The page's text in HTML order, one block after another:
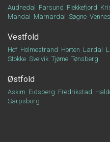
Audnedal Farsund Flekkefjord
Mandal
Marnardal Søgne
Vestfold
Hof Holmestrand Horten Lardal
Stokke Svelvik Tjøme Tønsberg
Østfold
Askim Eidsberg Fredrikstad
Sarpsborg